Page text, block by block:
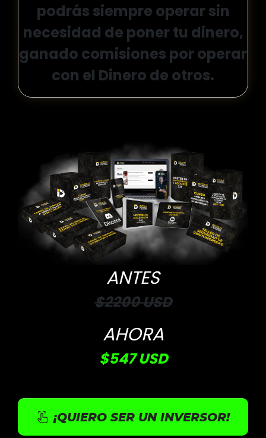
podrás siempre operar sin
necesidad de poner tu dinero,
ganado comisiones por operar
con el Dinero de otros.
ANTES
$2200 USD
AHORA
$547 USD
¡QUIERO SER UN INVERSOR!